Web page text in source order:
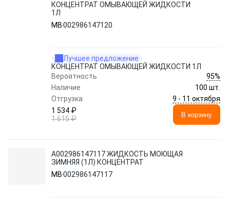
КОНЦЕНТРАТ ОМЫВАЮЩЕЙ ЖИДКОСТИ
1Л
MB002986147120
Лучшее предложение
КОНЦЕНТРАТ ОМЫВАЮЩЕЙ ЖИДКОСТИ 1Л
Вероятность
95%
Наличие
100 шт.
Отгрузка
9 - 11 октября
1 534 ₽
1 615 ₽
В корзину
A002986147117 ЖИДКОСТЬ МОЮЩАЯ
ЗИМНЯЯ (1Л) КОНЦЕНТРАТ
MB002986147117